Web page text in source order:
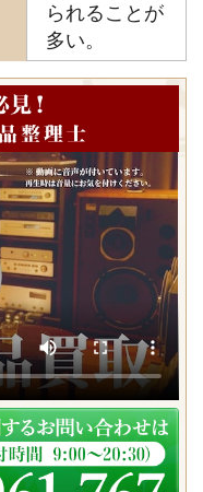
られることが
多い。